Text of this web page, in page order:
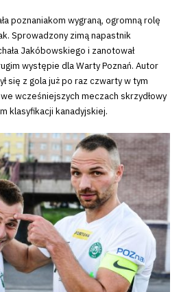
poznaniakom wygraną, ogromną rolę
Sprowadzony zimą napastnik
Jakóbowskiego i zanotował
występie dla Warty Poznań. Autor
się z gola już po raz czwarty w tym
wcześniejszych meczach skrzydłowy
klasyfikacji kanadyjskiej.